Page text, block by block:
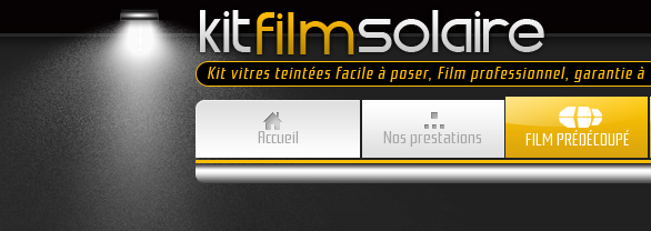
Accueil Nos prestations FILM PRÉDÉCOUPÉ